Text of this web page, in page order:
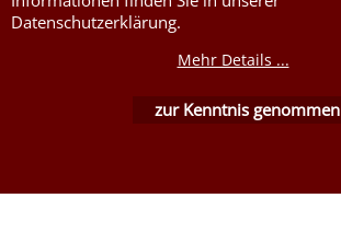
Datenschutzerklärung.
Mehr Details ...
zur Kenntnis genommen